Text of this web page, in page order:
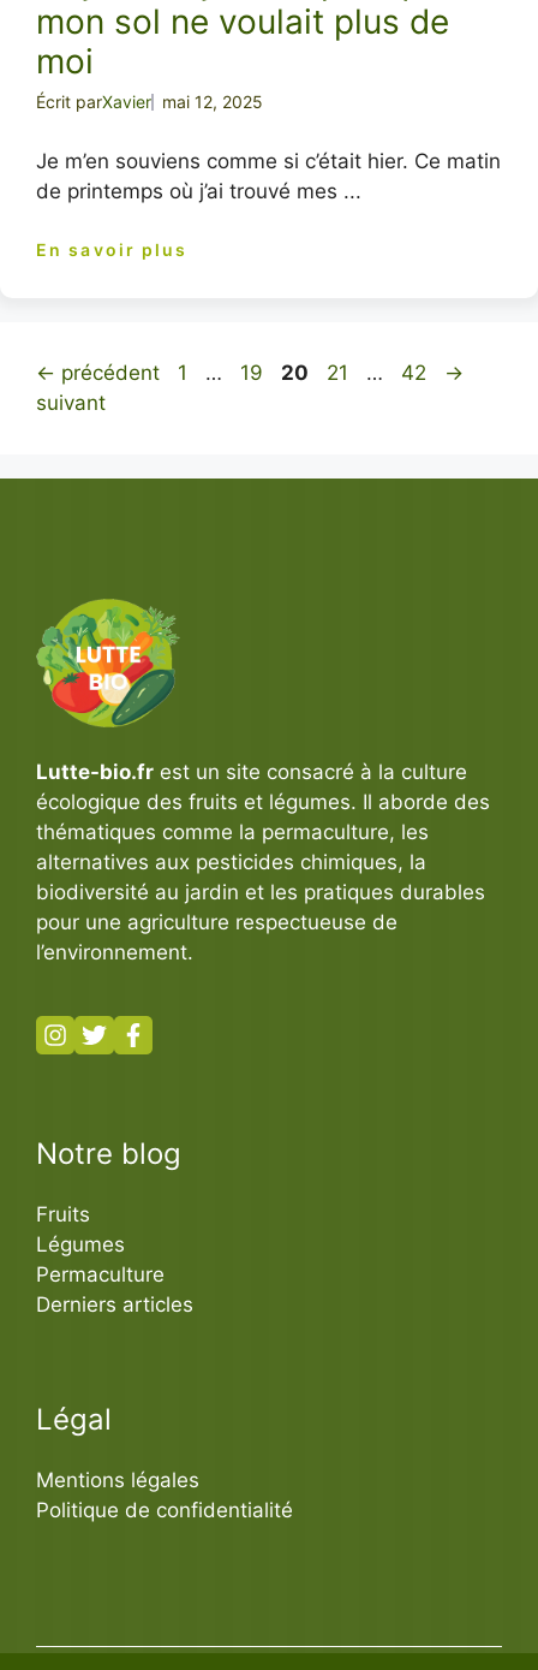
mon sol ne voulait plus de
moi
Écrit parXavier mai 12, 2025
Je m’en souviens comme si c’était hier. Ce matin
de printemps où j’ai trouvé mes ...
En savoir plus
← précédent Page
1 … Page
19 Page
20 Page
21 … Page
42
→
suivant
Lutte-bio.fr est un site consacré à la culture
écologique des fruits et légumes. Il aborde des
thématiques comme la permaculture, les
alternatives aux pesticides chimiques, la
biodiversité au jardin et les pratiques durables
pour une agriculture respectueuse de
l’environnement.
Notre blog
Fruits
Légumes
Permaculture
Derniers articles
Légal
Mentions légales
Politique de confidentialité